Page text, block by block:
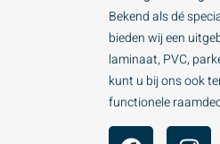
Bekend als dé
bieden wij een
laminaat, PVC,
kunt u bij ons ook
functionele